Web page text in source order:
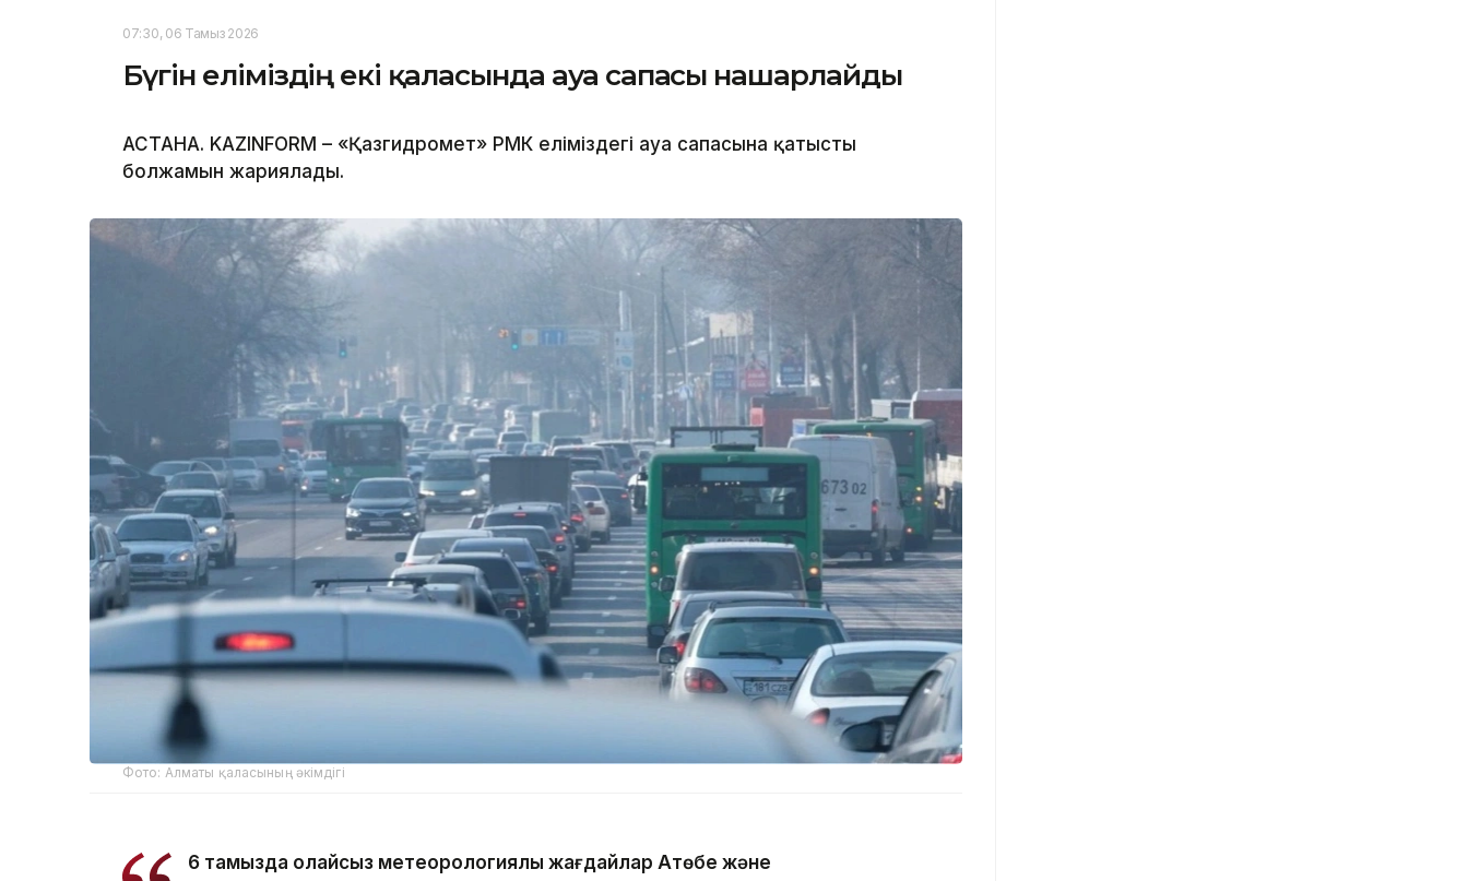
07:30, 06 Тамыз 2026
Бүгін еліміздің екі қаласында ауа сапасы нашарлайды
АСТАНА. KAZINFORM – «Қазгидромет» РМК еліміздегі ауа сапасына қатысты
болжамын жариялады.
Фото: Алматы қаласының әкімдігі
6 тамызда қолайсыз метеорологиялық жағдайлар Ақтөбе және